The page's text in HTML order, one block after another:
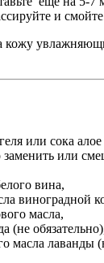
и
кожу
или сока алое
или
вина,
виноградной
масла,
(не
масла лаванды